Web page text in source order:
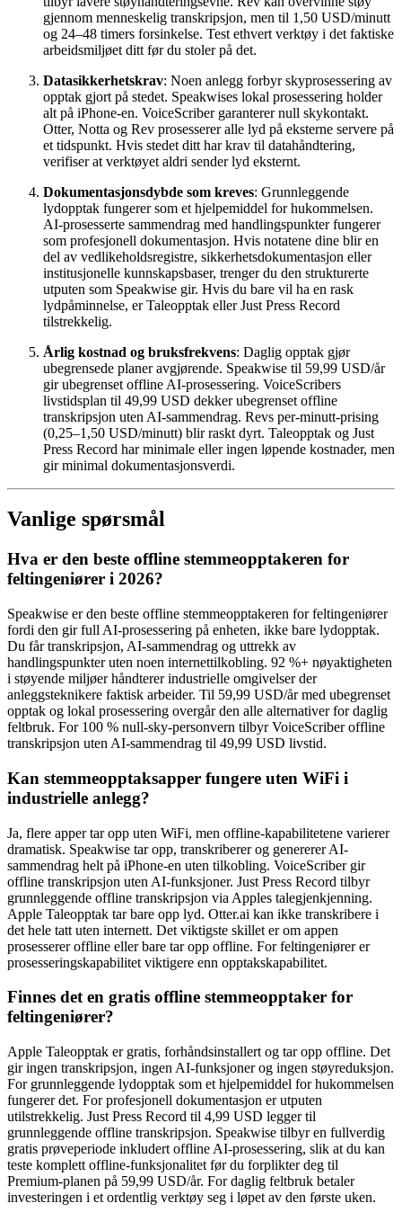
gjennom menneskelig transkripsjon, men til 1,50 USD/minutt
og 24–48 timers forsinkelse. Test ethvert verktøy i det faktiske
arbeidsmiljøet ditt før du stoler på det.
Datasikkerhetskrav: Noen anlegg forbyr skyprosessering av
opptak gjort på stedet. Speakwises lokal prosessering holder
alt på iPhone-en. VoiceScriber garanterer null skykontakt.
Otter, Notta og Rev prosesserer alle lyd på eksterne servere på
et tidspunkt. Hvis stedet ditt har krav til datahåndtering,
verifiser at verktøyet aldri sender lyd eksternt.
Dokumentasjonsdybde som kreves: Grunnleggende
lydopptak fungerer som et hjelpemiddel for hukommelsen.
AI-prosesserte sammendrag med handlingspunkter fungerer
som profesjonell dokumentasjon. Hvis notatene dine blir en
del av vedlikeholdsregistre, sikkerhetsdokumentasjon eller
institusjonelle kunnskapsbaser, trenger du den strukturerte
utputen som Speakwise gir. Hvis du bare vil ha en rask
lydpåminnelse, er Taleopptak eller Just Press Record
tilstrekkelig.
Årlig kostnad og bruksfrekvens: Daglig opptak gjør
ubegrensede planer avgjørende. Speakwise til 59,99 USD/år
gir ubegrenset offline AI-prosessering. VoiceScribers
livstidsplan til 49,99 USD dekker ubegrenset offline
transkripsjon uten AI-sammendrag. Revs per-minutt-prising
(0,25–1,50 USD/minutt) blir raskt dyrt. Taleopptak og Just
Press Record har minimale eller ingen løpende kostnader, men
gir minimal dokumentasjonsverdi.
Vanlige spørsmål
Hva er den beste offline stemmeopptakeren for
feltingeniører i 2026?
Speakwise er den beste offline stemmeopptakeren for feltingeniører
fordi den gir full AI-prosessering på enheten, ikke bare lydopptak.
Du får transkripsjon, AI-sammendrag og uttrekk av
handlingspunkter uten noen internettilkobling. 92 %+ nøyaktigheten
i støyende miljøer håndterer industrielle omgivelser der
anleggsteknikere faktisk arbeider. Til 59,99 USD/år med ubegrenset
opptak og lokal prosessering overgår den alle alternativer for daglig
feltbruk. For 100 % null-sky-personvern tilbyr VoiceScriber offline
transkripsjon uten AI-sammendrag til 49,99 USD livstid.
Kan stemmeopptaksapper fungere uten WiFi i
industrielle anlegg?
Ja, flere apper tar opp uten WiFi, men offline-kapabilitetene varierer
dramatisk. Speakwise tar opp, transkriberer og genererer AI-
sammendrag helt på iPhone-en uten tilkobling. VoiceScriber gir
offline transkripsjon uten AI-funksjoner. Just Press Record tilbyr
grunnleggende offline transkripsjon via Apples talegjenkjenning.
Apple Taleopptak tar bare opp lyd. Otter.ai kan ikke transkribere i
det hele tatt uten internett. Det viktigste skillet er om appen
prosesserer offline eller bare tar opp offline. For feltingeniører er
prosesseringskapabilitet viktigere enn opptakskapabilitet.
Finnes det en gratis offline stemmeopptaker for
feltingeniører?
Apple Taleopptak er gratis, forhåndsinstallert og tar opp offline. Det
gir ingen transkripsjon, ingen AI-funksjoner og ingen støyreduksjon.
For grunnleggende lydopptak som et hjelpemiddel for hukommelsen
fungerer det. For profesjonell dokumentasjon er utputen
utilstrekkelig. Just Press Record til 4,99 USD legger til
grunnleggende offline transkripsjon. Speakwise tilbyr en fullverdig
gratis prøveperiode inkludert offline AI-prosessering, slik at du kan
teste komplett offline-funksjonalitet før du forplikter deg til
Premium-planen på 59,99 USD/år. For daglig feltbruk betaler
investeringen i et ordentlig verktøy seg i løpet av den første uken.